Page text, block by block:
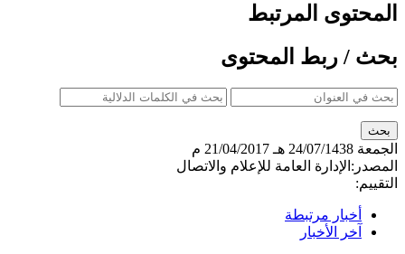
المحتوى المرتبط
بحث / ربط المحتوى
الجمعة 24/07/1438 هـ
21/04/2017 م
المصدر: الإدارة العامة للإعلام والاتصال
التقييم:
أخبار مرتبطة
آخر الأخبار